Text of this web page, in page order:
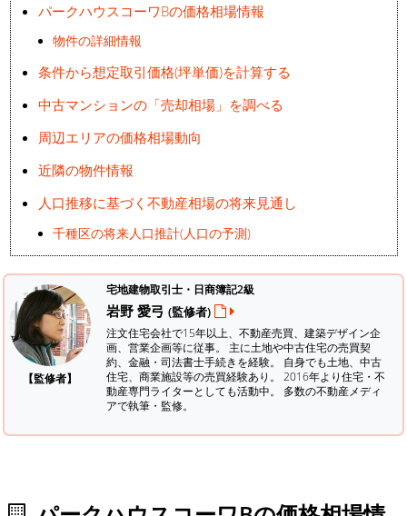
パークハウスコーワBの価格相場情報
物件の詳細情報
条件から想定取引価格(坪単価)を計算する
中古マンションの「売却相場」を調べる
周辺エリアの価格相場動向
近隣の物件情報
人口推移に基づく不動産相場の将来見通し
千種区の将来人口推計(人口の予測)
【監修者】
宅地建物取引士・日商簿記2級
岩野 愛弓 (監修者)
注文住宅会社で15年以上、不動産売買、建築デザイン企
画、営業企画等に従事。 主に土地や中古住宅の売買契
約、金融・司法書士手続きを経験。 自身でも土地、中古
住宅、商業施設等の売買経験あり。 2016年より住宅・不
動産専門ライターとしても活動中。 多数の不動産メディ
アで執筆・監修。